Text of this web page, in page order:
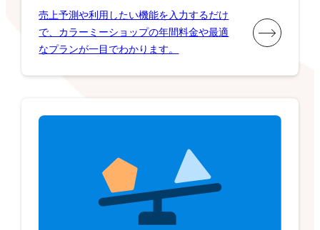
売上予測や利用したい機能を入力するだけ
で、カラーミーショップの年間料金や最適
なプランが一目でわかります。